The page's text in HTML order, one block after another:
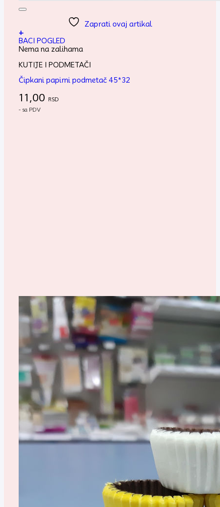
Zaprati ovaj artikal
+
BACI POGLED
Nema na zalihama
KUTIJE I PODMETAČI
Čipkani papirni podmetač 45*32
11,00 RSD
- sa PDV